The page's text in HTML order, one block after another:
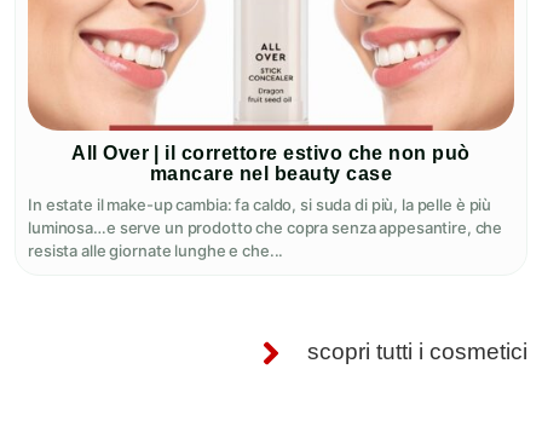
All Over | il correttore estivo che non può
mancare nel beauty case
In estate il make-up cambia: fa caldo, si suda di più, la pelle è più
luminosa…e serve un prodotto che copra senza appesantire, che
resista alle giornate lunghe e che...
scopri tutti i cosmetici